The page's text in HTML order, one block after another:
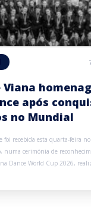
Viana
após
no Mundial
foi recebida esta quarta-feira
numa cerimónia de
Dance World Cup 2026,